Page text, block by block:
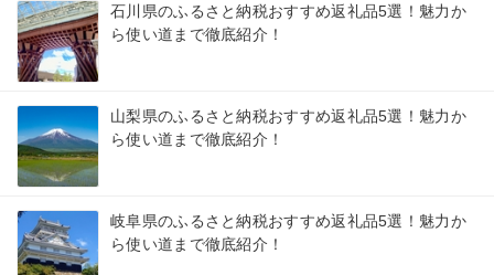
石川県のふるさと納税おすすめ返礼品5選！魅力か
ら使い道まで徹底紹介！
山梨県のふるさと納税おすすめ返礼品5選！魅力か
ら使い道まで徹底紹介！
岐阜県のふるさと納税おすすめ返礼品5選！魅力か
ら使い道まで徹底紹介！